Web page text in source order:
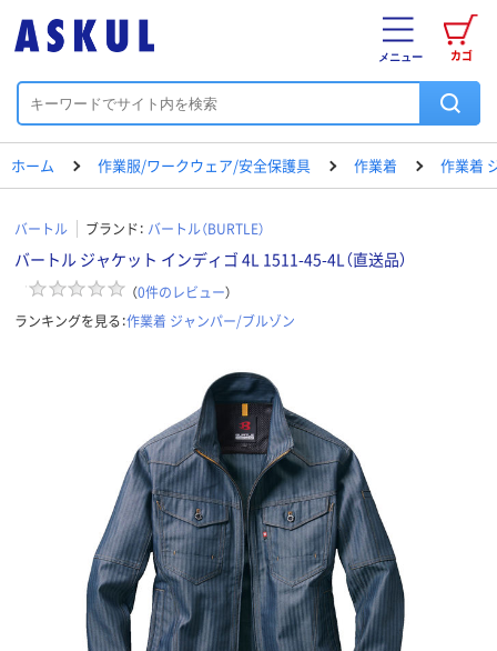
カゴ
メニュー
ホーム 作業服/ワークウェア/安全保護具 作業着 作業着
バートル ブランド： バートル（BURTLE）
バートル ジャケット インディゴ 4L 1511-45-4L（直送品）
（0件のレビュー）
ランキングを見る：作業着 ジャンパー/ブルゾン